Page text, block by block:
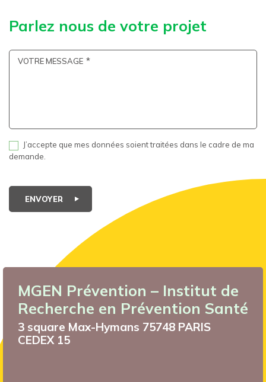
Parlez nous de votre projet
VOTRE MESSAGE
J’accepte que mes données soient traitées dans le cadre de ma
demande.
ENVOYER
MGEN Prévention – Institut de
Recherche en Prévention Santé
3 square Max-Hymans 75748 PARIS
CEDEX 15